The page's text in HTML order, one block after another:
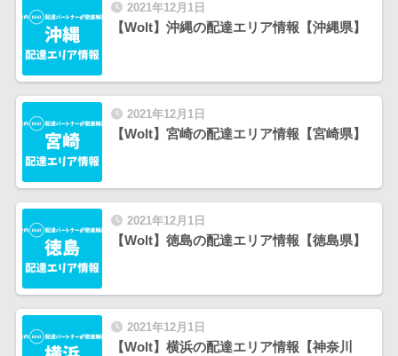
2021年12月1日
【Wolt】沖縄の配達エリア情報【沖縄県】
2021年12月1日
【Wolt】宮崎の配達エリア情報【宮崎県】
2021年12月1日
【Wolt】徳島の配達エリア情報【徳島県】
2021年12月1日
【Wolt】横浜の配達エリア情報【神奈川